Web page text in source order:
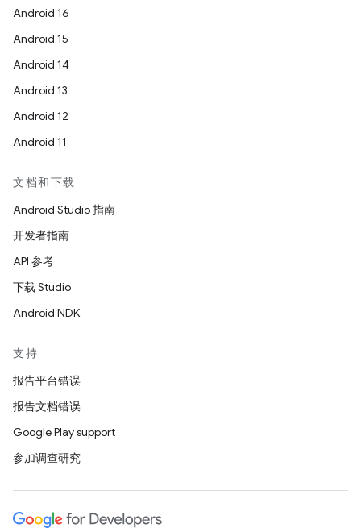
Android 16
Android 15
Android 14
Android 13
Android 12
Android 11
文档和下载
Android Studio 指南
开发者指南
API 参考
下载 Studio
Android NDK
支持
报告平台错误
报告文档错误
Google Play support
参加调查研究